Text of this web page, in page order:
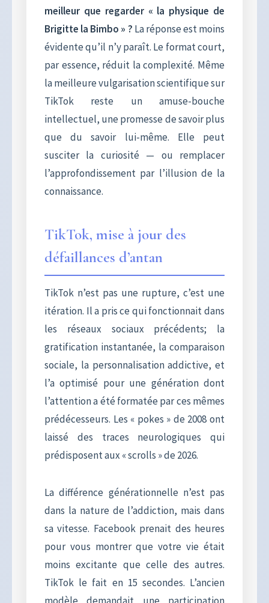
meilleur que regarder « la physique de
Brigitte la Bimbo » ? La réponse est moins
évidente qu’il n’y paraît. Le format court,
par essence, réduit la complexité. Même
la meilleure vulgarisation scientifique sur
TikTok reste un amuse-bouche
intellectuel, une promesse de savoir plus
que du savoir lui-même. Elle peut
susciter la curiosité — ou remplacer
l’approfondissement par l’illusion de la
connaissance.
TikTok, mise à jour des
défaillances d’antan
TikTok n’est pas une rupture, c’est une
itération. Il a pris ce qui fonctionnait dans
les réseaux sociaux précédents; la
gratification instantanée, la comparaison
sociale, la personnalisation addictive, et
l’a optimisé pour une génération dont
l’attention a été formatée par ces mêmes
prédécesseurs. Les « pokes » de 2008 ont
laissé des traces neurologiques qui
prédisposent aux « scrolls » de 2026.
La différence générationnelle n’est pas
dans la nature de l’addiction, mais dans
sa vitesse. Facebook prenait des heures
pour vous montrer que votre vie était
moins excitante que celle des autres.
TikTok le fait en 15 secondes. L’ancien